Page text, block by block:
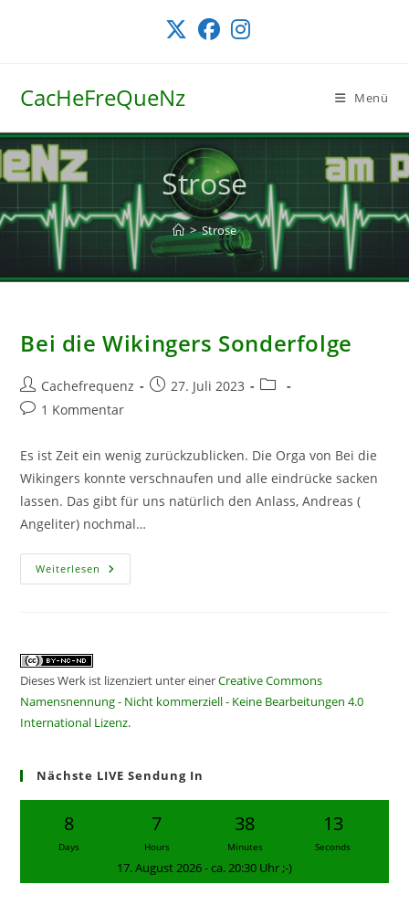
CacHeFreQueNz Menü
Strose
> Strose
Bei die Wikingers Sonderfolge
Beitrags-
Autor:
Cachefrequenz
Beitrag27. Juli 2023
Beitrags-
Beitrags-
1 Kommentar
Es ist Zeit ein wenig zurückzublicken. Die Orga von Bei die
Wikingers konnte verschnaufen und alle eindrücke sacken
lassen. Das gibt für uns natürlich den Anlass, Andreas (
Angeliter) nochmal…
Weiterlesen Bei
Die
Dieses Werk ist lizenziert unter einerCreative Commons
Namensnennung - Nicht kommerziell - Keine Bearbeitungen 4.0
International Lizenz.
Nächste LIVE Sendung In
8
Days
7
Hours
38
Minutes
12
Seconds
17. August 2026 - ca. 20:30 Uhr ;-)